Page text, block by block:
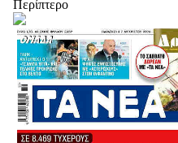
Περίπτερο